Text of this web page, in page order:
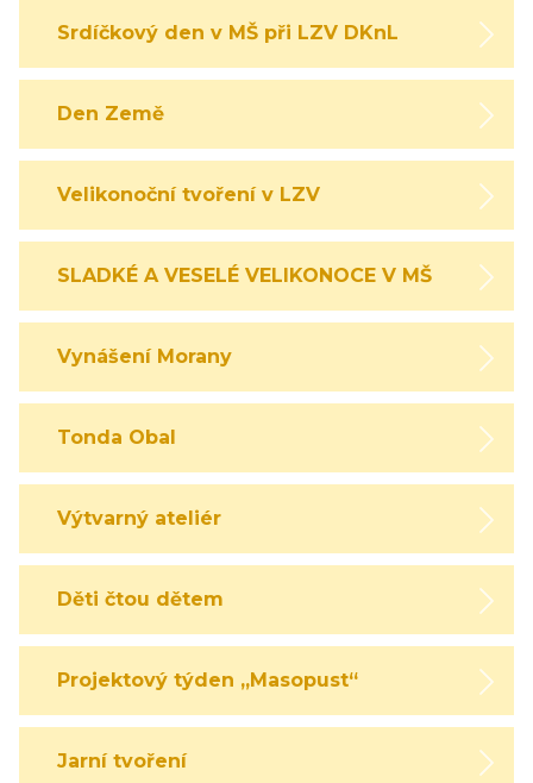
Srdíčkový den v MŠ při LZV DKnL
Den Země
Velikonoční tvoření v LZV
SLADKÉ A VESELÉ VELIKONOCE V MŠ
Vynášení Morany
Tonda Obal
Výtvarný ateliér
Děti čtou dětem
Projektový týden „Masopust“
Jarní tvoření